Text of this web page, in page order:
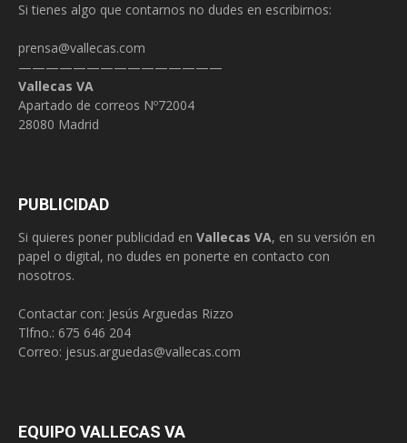
Si tienes algo que contarnos no dudes en escribirnos:
prensa@vallecas.com
———————————————
Vallecas VA
Apartado de correos Nº72004
28080 Madrid
PUBLICIDAD
Si quieres poner publicidad en Vallecas VA, en su versión en
papel o digital, no dudes en ponerte en contacto con
nosotros.
Contactar con: Jesús Arguedas Rizzo
Tlfno.: 675 646 204
Correo: jesus.arguedas@vallecas.com
EQUIPO VALLECAS VA